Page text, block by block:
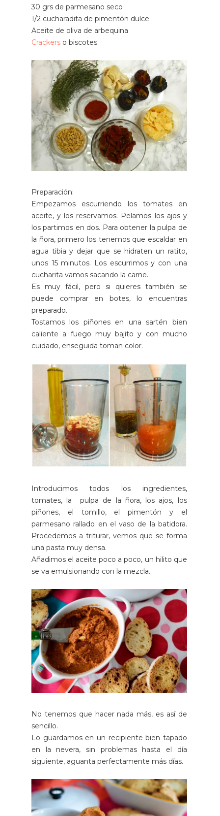
30 grs de parmesano seco
1/2 cucharadita de pimentón dulce
Aceite de oliva de arbequina
Crackers o biscotes
Preparación:
Empezamos escurriendo los tomates en
aceite, y los reservamos. Pelamos los ajos y
los partimos en dos. Para obtener la pulpa de
la ñora, primero los tenemos que escaldar en
agua tibia y dejar que se hidraten un ratito,
unos 15 minutos. Los escurrimos y con una
cucharita vamos sacando la carne.
Es muy fácil, pero si quieres también se
puede comprar en botes, lo encuentras
preparado.
Tostamos los piñones en una sartén bien
caliente a fuego muy bajito y con mucho
cuidado, enseguida toman color.
Introducimos todos los ingredientes,
tomates, la pulpa de la ñora, los ajos, los
piñones, el tomillo, el pimentón y el
parmesano rallado en el vaso de la batidora.
Procedemos a triturar, vemos que se forma
una pasta muy densa.
Añadimos el aceite poco a poco, un hilito que
se va emulsionando con la mezcla.
No tenemos que hacer nada más, es así de
sencillo.
Lo guardamos en un recipiente bien tapado
en la nevera, sin problemas hasta el día
siguiente, aguanta perfectamente más días.